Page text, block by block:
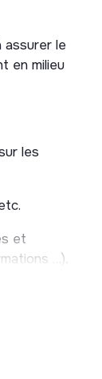
assurer le
en milieu
les
et
…),